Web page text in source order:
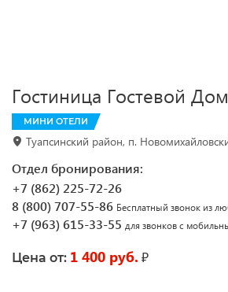
Гостиница Гостевой
МИНИ ОТЕЛИ
Туапсинский район, п.
Отдел бронирования:
+7 (862) 225-72-26
8 (800) 707-55-86 Бесплатный звонок из
+7 (963) 615-33-55 для звонков с
Цена от: 1 400 руб. ₽